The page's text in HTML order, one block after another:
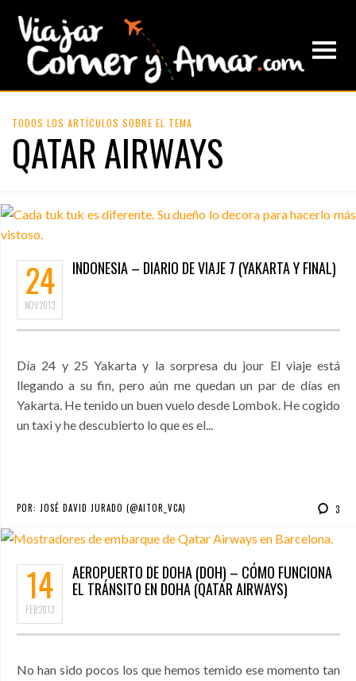
TODOS LOS ARTÍCULOS SOBRE EL TEMA
QATAR AIRWAYS
24
NOV2013
INDONESIA – DIARIO DE VIAJE 7 (YAKARTA Y FINAL)
Día 24 y 25 Yakarta y la sorpresa du jour El viaje está
llegando a su fin, pero aún me quedan un par de días en
Yakarta. He tenido un buen vuelo desde Lombok. He cogido
un taxi y he descubierto lo que es el...
POR: JOSÉ DAVID JURADO (@AITOR_VCA) 3
14
FEB2013
AEROPUERTO DE DOHA (DOH) – CÓMO FUNCIONA
EL TRÁNSITO EN DOHA (QATAR AIRWAYS)
No han sido pocos los que hemos temido ese momento tan